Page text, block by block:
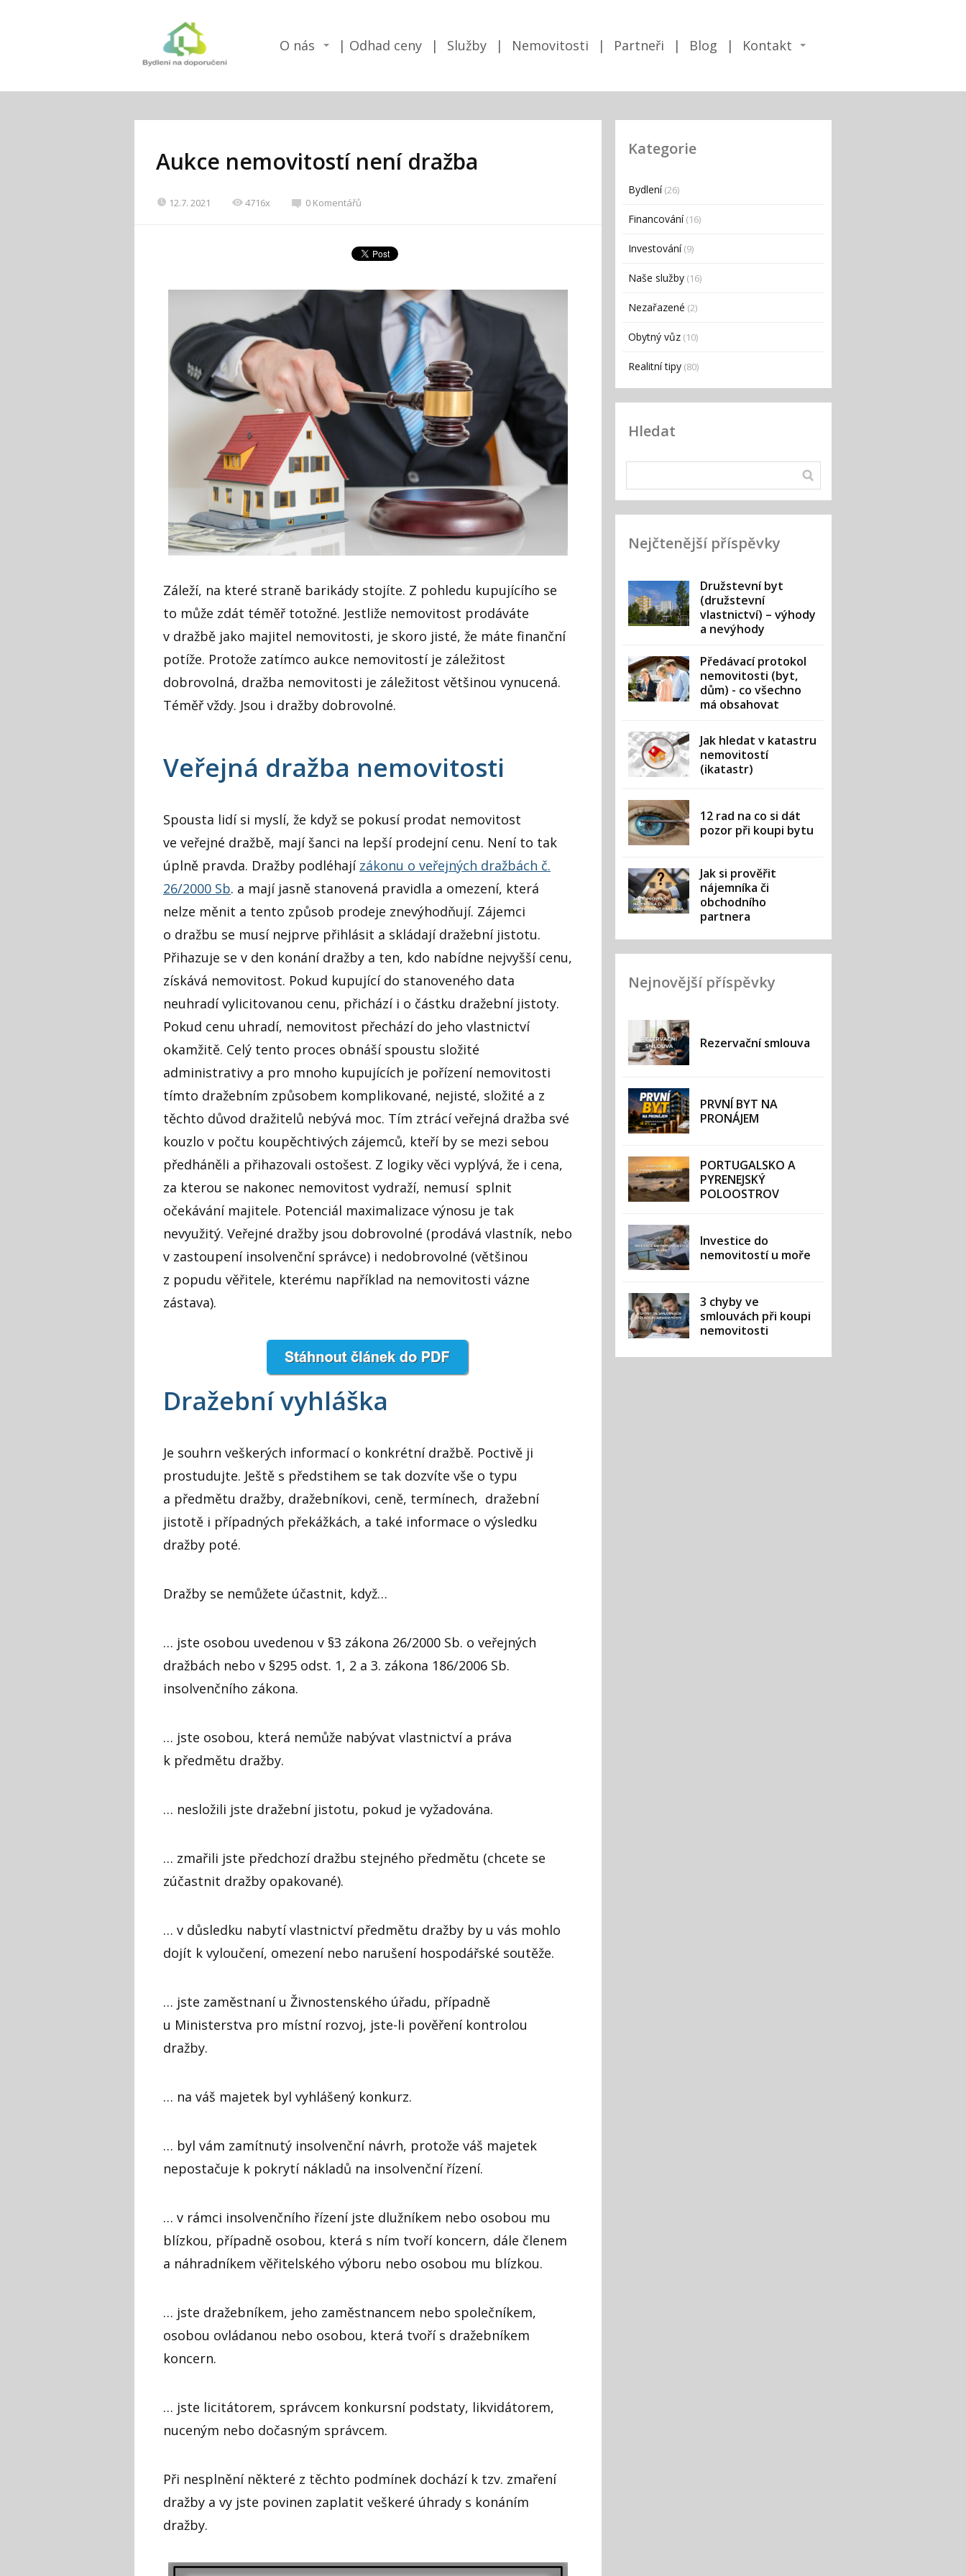
O nás Odhad ceny Služby Nemovitosti Partneři Blog Kontakt
Aukce nemovitostí není dražba
12.7. 2021 4716x 0 Komentářů
Záleží, na které straně barikády stojíte. Z pohledu kupujícího se
to může zdát téměř totožné. Jestliže nemovitost prodáváte
v dražbě jako majitel nemovitosti, je skoro jisté, že máte finanční
potíže. Protože zatímco aukce nemovitostí je záležitost
dobrovolná, dražba nemovitosti je záležitost většinou vynucená.
Téměř vždy. Jsou i dražby dobrovolné.
Veřejná dražba nemovitosti
Spousta lidí si myslí, že když se pokusí prodat nemovitost
ve veřejné dražbě, mají šanci na lepší prodejní cenu. Není to tak
úplně pravda. Dražby podléhají zákonu o veřejných dražbách č.
26/2000 Sb. a mají jasně stanovená pravidla a omezení, která
nelze měnit a tento způsob prodeje znevýhodňují. Zájemci
o dražbu se musí nejprve přihlásit a skládají dražební jistotu.
Přihazuje se v den konání dražby a ten, kdo nabídne nejvyšší cenu,
získává nemovitost. Pokud kupující do stanoveného data
neuhradí vylicitovanou cenu, přichází i o částku dražební jistoty.
Pokud cenu uhradí, nemovitost přechází do jeho vlastnictví
okamžitě. Celý tento proces obnáší spoustu složité
administrativy a pro mnoho kupujících je pořízení nemovitosti
tímto dražebním způsobem komplikované, nejisté, složité a z
těchto důvod dražitelů nebývá moc. Tím ztrácí veřejná dražba své
kouzlo v počtu koupěchtivých zájemců, kteří by se mezi sebou
předháněli a přihazovali ostošest. Z logiky věci vyplývá, že i cena,
za kterou se nakonec nemovitost vydraží, nemusí splnit
očekávání majitele. Potenciál maximalizace výnosu je tak
nevyužitý. Veřejné dražby jsou dobrovolné (prodává vlastník, nebo
v zastoupení insolvenční správce) i nedobrovolné (většinou
z popudu věřitele, kterému například na nemovitosti vázne
zástava).
Dražební vyhláška
Je souhrn veškerých informací o konkrétní dražbě. Poctivě ji
prostudujte. Ještě s předstihem se tak dozvíte vše o typu
a předmětu dražby, dražebníkovi, ceně, termínech, dražební
jistotě i případných překážkách, a také informace o výsledku
dražby poté.
Dražby se nemůžete účastnit, když…
… jste osobou uvedenou v §3 zákona 26/2000 Sb. o veřejných
dražbách nebo v §295 odst. 1, 2 a 3. zákona 186/2006 Sb.
insolvenčního zákona.
… jste osobou, která nemůže nabývat vlastnictví a práva
k předmětu dražby.
… nesložili jste dražební jistotu, pokud je vyžadována.
… zmařili jste předchozí dražbu stejného předmětu (chcete se
zúčastnit dražby opakované).
… v důsledku nabytí vlastnictví předmětu dražby by u vás mohlo
dojít k vyloučení, omezení nebo narušení hospodářské soutěže.
… jste zaměstnaní u Živnostenského úřadu, případně
u Ministerstva pro místní rozvoj, jste-li pověření kontrolou
dražby.
… na váš majetek byl vyhlášený konkurz.
… byl vám zamítnutý insolvenční návrh, protože váš majetek
nepostačuje k pokrytí nákladů na insolvenční řízení.
… v rámci insolvenčního řízení jste dlužníkem nebo osobou mu
blízkou, případně osobou, která s ním tvoří koncern, dále členem
a náhradníkem věřitelského výboru nebo osobou mu blízkou.
… jste dražebníkem, jeho zaměstnancem nebo společníkem,
osobou ovládanou nebo osobou, která tvoří s dražebníkem
koncern.
… jste licitátorem, správcem konkursní podstaty, likvidátorem,
nuceným nebo dočasným správcem.
Při nesplnění některé z těchto podmínek dochází k tzv. zmaření
dražby a vy jste povinen zaplatit veškeré úhrady s konáním
dražby.
Kategorie
Bydlení(26)
Financování(16)
Investování(9)
Naše služby (16)
Nezařazené (2)
Obytný vůz (10)
Realitní tipy (80)
Hledat
Nejčtenější příspěvky
Družstevní byt
(družstevní
vlastnictví) – výhody
a nevýhody
Předávací protokol
nemovitosti (byt,
dům) - co všechno
má obsahovat
Jak hledat v katastru
nemovitostí
(ikatastr)
12 rad na co si dát
pozor při koupi bytu
Jak si prověřit
nájemníka či
obchodního
partnera
Nejnovější příspěvky
Rezervační smlouva
PRVNÍ BYT NA
PRONÁJEM
PORTUGALSKO A
PYRENEJSKÝ
POLOOSTROV
Investice do
nemovitostí u moře
3 chyby ve
smlouvách při koupi
nemovitosti